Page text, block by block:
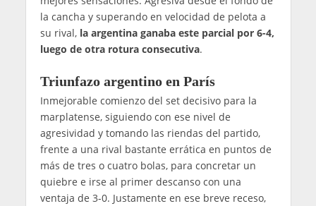
la cancha y superando en velocidad de pelota a
su rival, la argentina ganaba este parcial por 6-4,
luego de otra rotura consecutiva.
Triunfazo argentino en París
Inmejorable comienzo del set decisivo para la
marplatense, siguiendo con ese nivel de
agresividad y tomando las riendas del partido,
frente a una rival bastante errática en puntos de
más de tres o cuatro bolas, para concretar un
quiebre e irse al primer descanso con una
ventaja de 3-0. Justamente en ese breve receso,